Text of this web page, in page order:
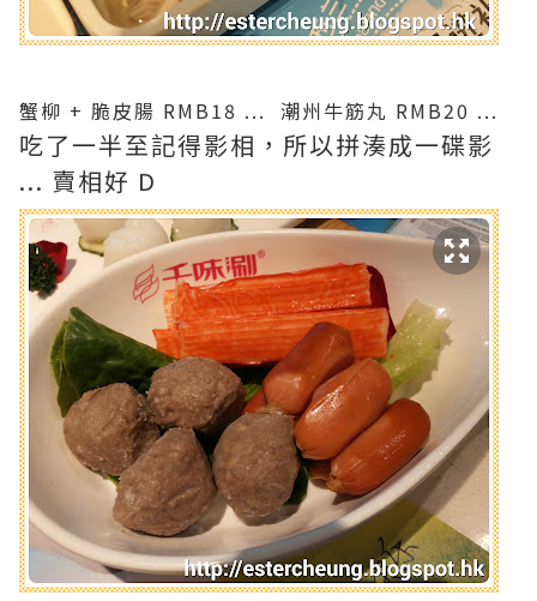
蟹柳 + 脆皮腸 RMB18 ... 潮州牛筋丸 RMB20 ...
吃了一半至記得影相，所以拼湊成一碟影
... 賣相好 D